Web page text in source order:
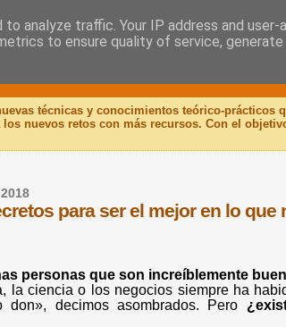
técnicas y conocimientos teórico-prácticos
nuevos retos con más recursos. Con el
para ser el mejor en lo
personas que son increíblemente
la ciencia o los negocios siempre ha
don», decimos asombrados. Pero
analyze traffic. Your IP address and user-
to ensure quality of service, generate